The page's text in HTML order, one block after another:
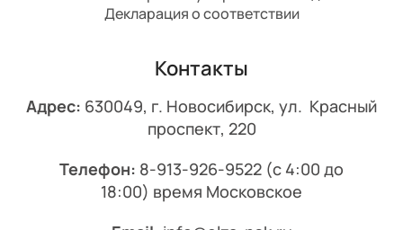
Декларация о соответствии
Контакты
Адрес: 630049, г. Новосибирск, ул. Красный
проспект, 220
Телефон: 8-913-926-9522 (с 4:00 до
18:00) время Московское